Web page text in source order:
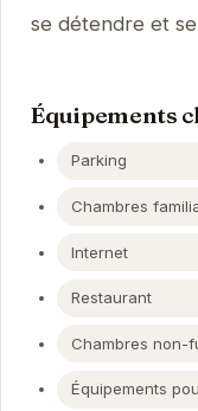
se détendre et
Équipements
Parking
Chambres
Internet
Restaurant
Chambres non-
Équipements